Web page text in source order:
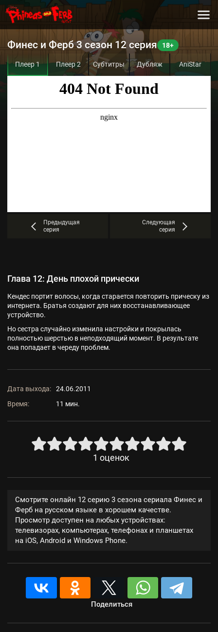
Финес и Ферб 3 сезон 12 серия
Плеер 1 Плеер 2 Субтитры Дубляж AniStar
Предыдущая
серия
Следующая
серия
Глава 12: День плохой прически
Кендес портит волосы, когда старается повторить прическу из
интернета. Братья создают для них восстанавливающее
устройство.
Но сестра случайно изменила настройки и покрылась
полностью шерстью в неподходящий момент. В результате
она попадает в череду проблем.
Дата выхода:
24.06.2011
Время:
11 мин.
1 оценок
Смотрите онлайн 12 серию 3 сезона сериала Финес и
Ферб на русском языке в хорошем качестве.
Просмотр доступен на любых устройствах:
телевизорах, компьютерах, телефонах и планшетах
на iOS, Android и Windows Phone.
Поделиться